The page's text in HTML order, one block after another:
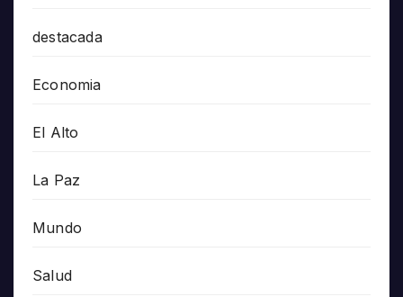
destacada
Economia
El Alto
La Paz
Mundo
Salud